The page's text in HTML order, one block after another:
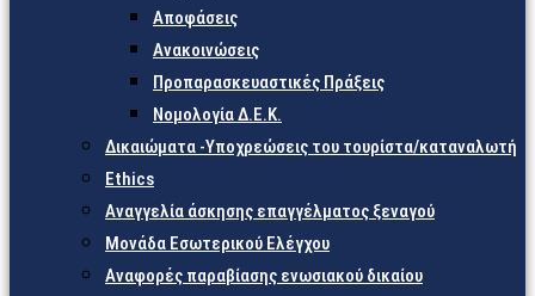
Αποφάσεις
Ανακοινώσεις
Προπαρασκευαστικές Πράξεις
Νομολογία Δ.Ε.Κ.
Δικαιώματα -Υποχρεώσεις του τουρίστα/καταναλωτή
Ethics
Αναγγελία άσκησης επαγγέλματος ξεναγού
Μονάδα Εσωτερικού Ελέγχου
Αναφορές παραβίασης ενωσιακού δικαίου